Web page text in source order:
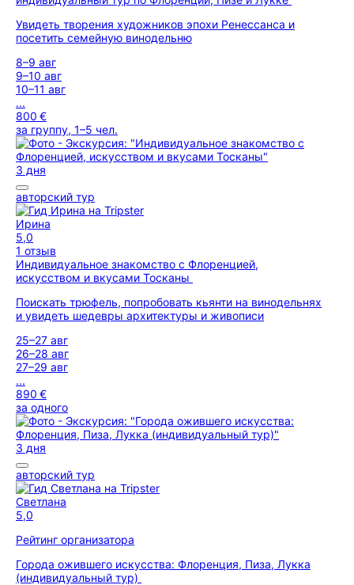
Увидеть творения художников эпохи Ренессанса и
посетить семейную винодельню
8–9 авг
9–10 авг
10–11 авг
...
800 €
за группу, 1–5 чел.
3 дня
авторский тур
Ирина
5,0
1 отзыв
Индивидуальное знакомство с Флоренцией,
искусством и вкусами Тосканы
Поискать трюфель, попробовать кьянти на винодельнях
и увидеть шедевры архитектуры и живописи
25–27 авг
26–28 авг
27–29 авг
...
890 €
за одного
3 дня
авторский тур
Светлана
5,0
Рейтинг организатора
Города ожившего искусства: Флоренция, Пиза, Лукка
(индивидуальный тур)